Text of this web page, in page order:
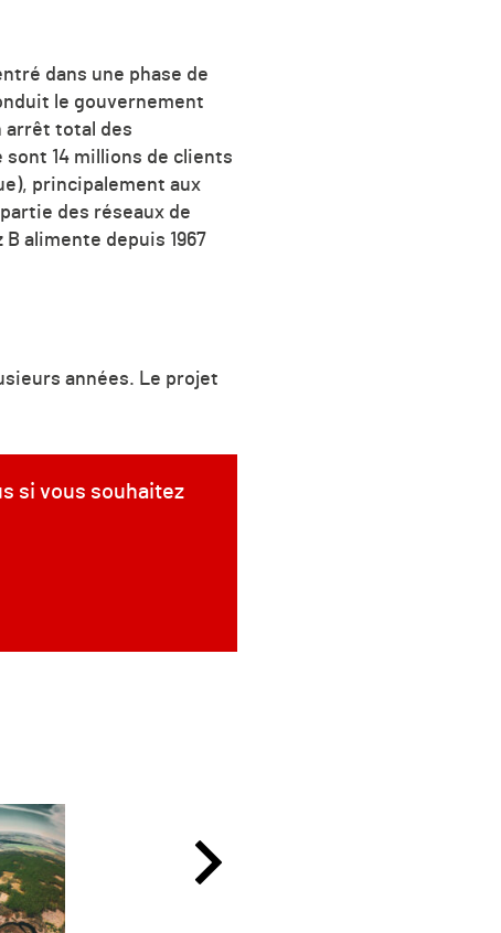
dans une phase de
le gouvernement
arrêt total des
sont 14 millions de clients
principalement aux
des réseaux de
alimente depuis 1967
années. Le projet
si vous souhaitez